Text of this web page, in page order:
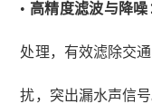
• 高精度滤波与降噪
处理，有效滤除交
扰，突出漏水声信